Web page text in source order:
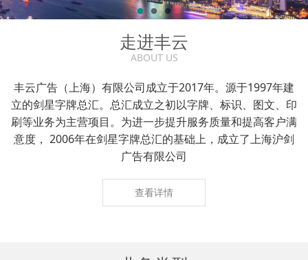
走进丰云
ABOUT US
丰云广告（上海）有限公司成立于2017年。源于1997年建
立的剑星字牌总汇。总汇成立之初以字牌、标识、图文、印
刷等业务为主营项目。为进一步提升服务质量和提高客户满
意度， 2006年在剑星字牌总汇的基础上，成立了上海沪剑
广告有限公司
查看详情